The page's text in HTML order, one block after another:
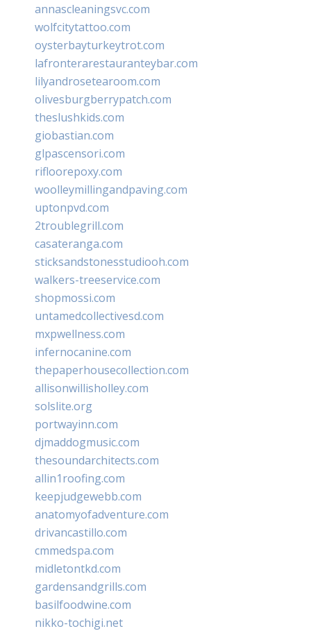
annascleaningsvc.com
wolfcitytattoo.com
oysterbayturkeytrot.com
lafronterarestauranteybar.com
lilyandrosetearoom.com
olivesburgberrypatch.com
theslushkids.com
giobastian.com
glpascensori.com
rifloorepoxy.com
woolleymillingandpaving.com
uptonpvd.com
2troublegrill.com
casateranga.com
sticksandstonesstudiooh.com
walkers-treeservice.com
shopmossi.com
untamedcollectivesd.com
mxpwellness.com
infernocanine.com
thepaperhousecollection.com
allisonwillisholley.com
solslite.org
portwayinn.com
djmaddogmusic.com
thesoundarchitects.com
allin1roofing.com
keepjudgewebb.com
anatomyofadventure.com
drivancastillo.com
cmmedspa.com
midletontkd.com
gardensandgrills.com
basilfoodwine.com
nikko-tochigi.net